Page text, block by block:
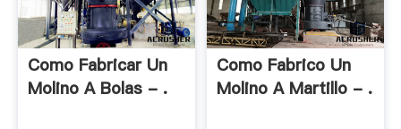
Como Fabricar Un
Molino A Bolas - .
Como Fabrico Un
Molino A Martillo - .